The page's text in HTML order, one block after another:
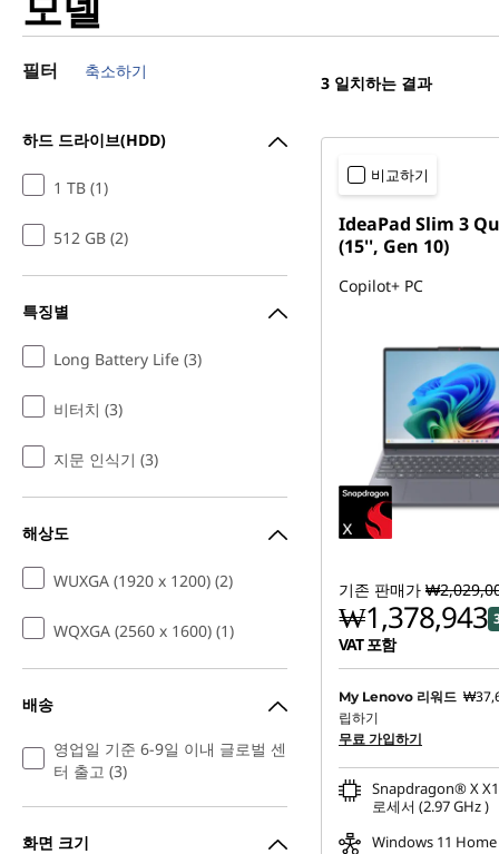
필터 축소하기
하드 드라이브(HDD)
1 TB (1)
512 GB (2)
특징별
Long Battery Life (3)
비터치 (3)
지문 인식기 (3)
해상도
WUXGA (1920 x 1200) (2)
WQXGA (2560 x 1600) (1)
배송
영업일 기준 6-9일 이내 글로벌 센
터 출고 (3)
화면 크기
3 일치하는 결과
비교하기
IdeaPad Slim 3
(15'', Gen 10)
Copilot+ PC
기존 판매가
₩1,378,943
VAT 포함
My Lenovo 리워드
립하기
무료 가입하기
Snapdragon® X
로세서 (2.97 GHz )
Windows 11